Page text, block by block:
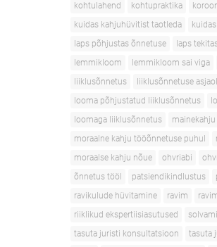
kohtulahend
kohtupraktika
kuidas kahjuhüvitist taotleda
laps põhjustas õnnetuse
laps
lemmikloom
lemmikloom sai viga
liiklusõnnetus
liiklusõnnetuse
looma põhjustatud liiklusõnnetus
loomaga liiklusõnnetus
mainekahju
moraalne kahju tööõnnetuse puhul
moraalse kahju nõue
ohvriabi
õnnetus tööl
patsiendikindlustus
ravikulude hüvitamine
ravim
riiklikud ekspertiisiasutused
tasuta juristi konsultatsioon
tasuta